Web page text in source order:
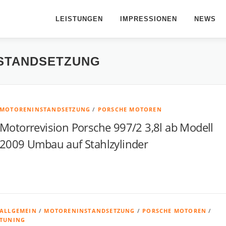
LEISTUNGEN IMPRESSIONEN NEWS
MOTORENINSTANDSETZUNG / PORSCHE MOTOREN
Motorrevision Porsche 997/2 3,8l ab Modell
2009 Umbau auf Stahlzylinder
ALLGEMEIN / MOTORENINSTANDSETZUNG / PORSCHE MOTOREN /
TUNING